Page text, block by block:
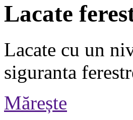
Lacate
Lacate cu un
siguranta
Mărește